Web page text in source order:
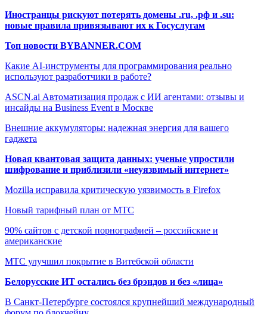
Иностранцы рискуют потерять домены .ru, .рф и .su:
новые правила привязывают их к Госуслугам
Топ новости BYBANNER.COM
Какие AI-инструменты для программирования реально
используют разработчики в работе?
ASCN.ai Автоматизация продаж с ИИ агентами: отзывы и
инсайды на Business Event в Москве
Внешние аккумуляторы: надежная энергия для вашего
гаджета
Новая квантовая защита данных: ученые упростили
шифрование и приблизили «неуязвимый интернет»
Mozilla исправила критическую уязвимость в Firefox
Новый тарифный план от МТС
90% сайтов с детской порнографией – российские и
американские
МТС улучшил покрытие в Витебской области
Белорусские ИТ остались без брэндов и без «лица»
В Санкт-Петербурге состоялся крупнейший международный